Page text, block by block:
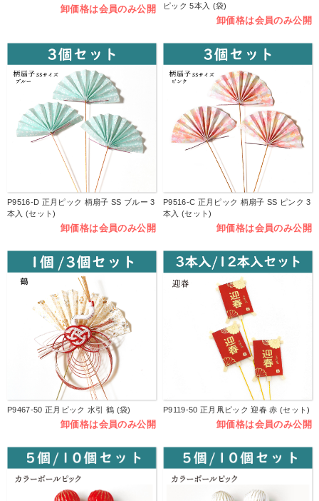
卸価格は会員のみ公開
ピック 5本入 (袋)
卸価格は会員のみ公開
P9516-D 正月ピック 柄扇子 SS ブルー 3
本入 (セット)
卸価格は会員のみ公開
P9516-C 正月ピック 柄扇子 SS ピンク 3
本入 (セット)
卸価格は会員のみ公開
P9467-50 正月ピック 水引 鶴 (袋)
卸価格は会員のみ公開
P9119-50 正月凧ピック 迎春 赤 (セット)
卸価格は会員のみ公開